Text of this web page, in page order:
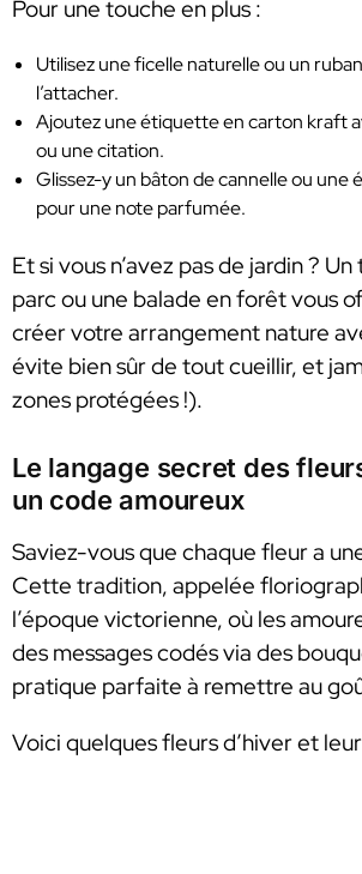
Pour une touche en plus :
Utilisez une ficelle naturelle ou un
l’attacher.
Ajoutez une étiquette en carton kraft
ou une citation.
Glissez-y un bâton de cannelle ou une
pour une note parfumée.
Et si vous n’avez pas de jardin ?
parc ou une balade en forêt vous
créer votre arrangement nature
évite bien sûr de tout cueillir, et
zones protégées !).
Le langage secret des
un code amoureux
Saviez-vous que chaque fleur a
Cette tradition, appelée
l’époque victorienne, où les
des messages codés via des
pratique parfaite à remettre au
Voici quelques fleurs d’hiver et